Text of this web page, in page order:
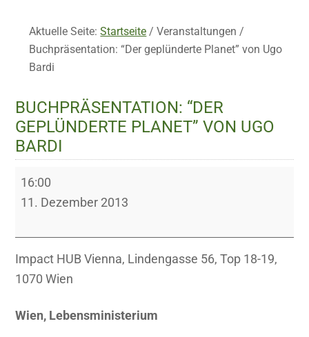
Aktuelle Seite:Startseite / Veranstaltungen/
Buchpräsentation: “Der geplünderte Planet” von Ugo
Bardi
BUCHPRÄSENTATION: “DER
GEPLÜNDERTE PLANET” VON UGO
BARDI
Buchpräsentation:
“Der
Planet”
von
Ugo
16:00
11. Dezember 2013
Impact HUB Vienna, Lindengasse 56, Top 18-19,
1070 Wien
Wien, Lebensministerium